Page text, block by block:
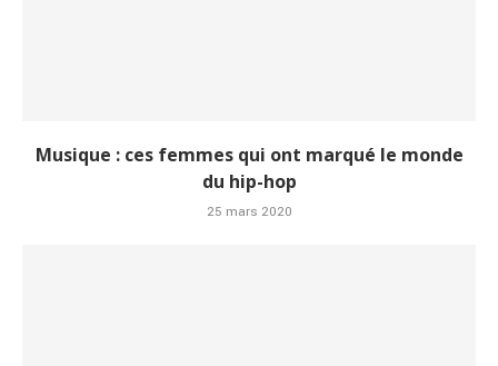
Musique : ces femmes qui ont marqué le monde
du hip-hop
25 mars 2020